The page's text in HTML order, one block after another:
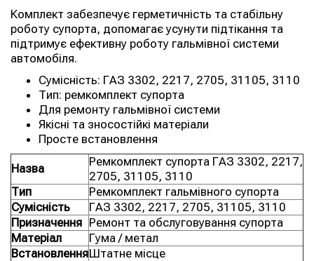
Комплект забезпечує герметичність та стабільну
роботу супорта, допомагає усунути підтікання та
підтримує ефективну роботу гальмівної системи
автомобіля.
Сумісність: ГАЗ 3302, 2217, 2705, 31105, 3110
Тип: ремкомплект супорта
Для ремонту гальмівної системи
Якісні та зносостійкі матеріали
Просте встановлення
Назва
Ремкомплект супорта ГАЗ 3302, 2217,
2705, 31105, 3110
Тип
Ремкомплект гальмівного супорта
Сумісність
ГАЗ 3302, 2217, 2705, 31105, 3110
Призначення Ремонт та обслуговування супорта
Матеріал
Гума / метал
ВстановленняШтатне місце